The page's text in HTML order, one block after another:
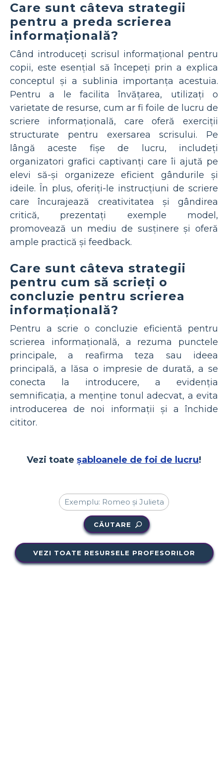
Care sunt câteva strategii
pentru a preda scrierea
informațională?
Când introduceți scrisul informațional pentru
copii, este esențial să începeți prin a explica
conceptul și a sublinia importanța acestuia.
Pentru a le facilita învățarea, utilizați o
varietate de resurse, cum ar fi foile de lucru de
scriere informațională, care oferă exerciții
structurate pentru exersarea scrisului. Pe
lângă aceste fișe de lucru, includeți
organizatori grafici captivanți care îi ajută pe
elevi să-și organizeze eficient gândurile și
ideile. În plus, oferiți-le instrucțiuni de scriere
care încurajează creativitatea și gândirea
critică, prezentați exemple model,
promovează un mediu de susținere și oferă
ample practică și feedback.
Care sunt câteva strategii
pentru cum să scrieți o
concluzie pentru scrierea
informațională?
Pentru a scrie o concluzie eficientă pentru
scrierea informațională, a rezuma punctele
principale, a reafirma teza sau ideea
principală, a lăsa o impresie de durată, a se
conecta la introducere, a evidenția
semnificația, a menține tonul adecvat, a evita
introducerea de noi informații și a închide
cititor.
Vezi toate șabloanele de foi de lucru!
CĂUTARE
VEZI TOATE RESURSELE PROFESORILOR